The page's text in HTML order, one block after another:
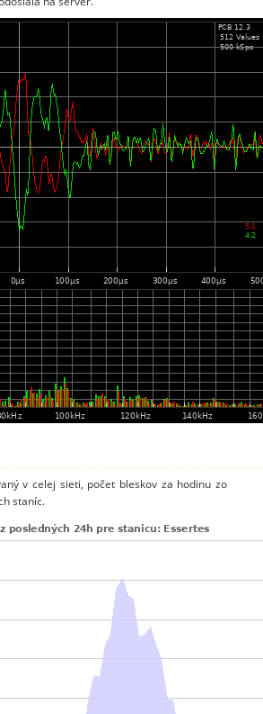
v celej sieti, počet bleskov za hodinu zo
staníc.